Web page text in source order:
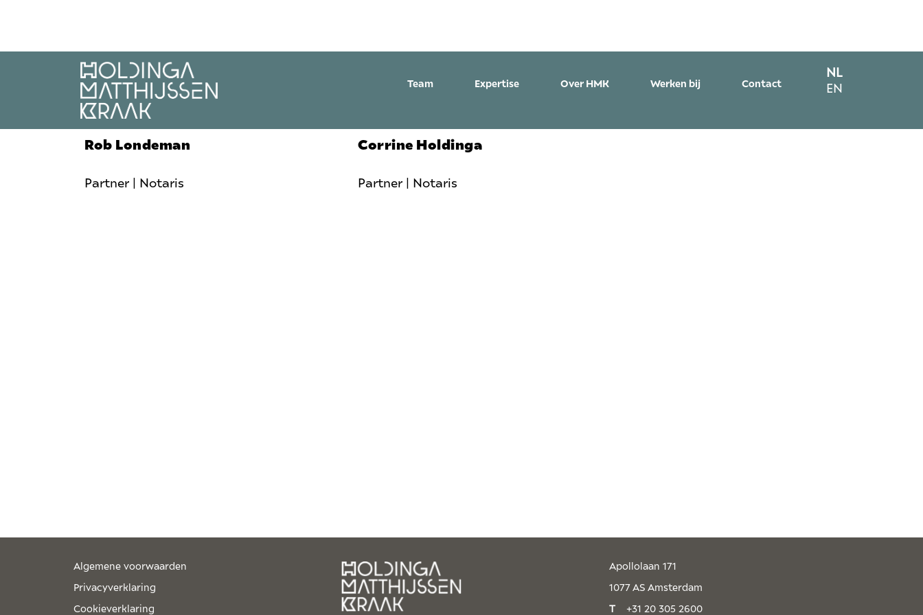
Team Expertise Over HMK Werken bij Contact
NL
EN
Rob Londeman
Partner | Notaris
Corrine Holdinga
Partner | Notaris
Algemene voorwaarden
Privacyverklaring
Cookieverklaring
Apollolaan 171
1077 AS Amsterdam
T +31 20 305 2600